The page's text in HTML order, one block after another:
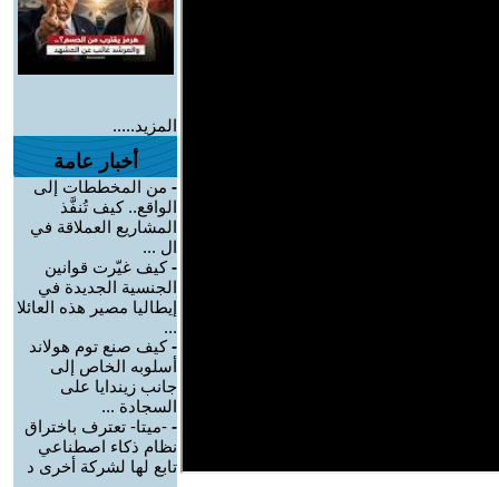
المزيد.....
أخبار عامة
- من المخططات إلى
الواقع.. كيف تُنفَّذ
المشاريع العملاقة في
ال ...
-كيف غيّرت قوانين
الجنسية الجديدة في
إيطاليا مصير هذه العائلا
...
-كيف صنع توم هولاند
أسلوبه الخاص إلى
جانب زيندايا على
السجادة ...
- -ميتا- تعترف باختراق
نظام ذكاء اصطناعي
تابع لها لشركة أخرى د